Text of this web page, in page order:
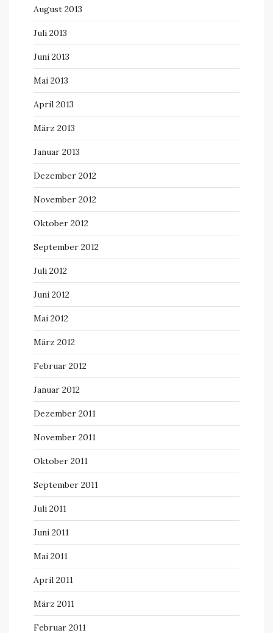
August 2013
Juli 2013
Juni 2013
Mai 2013
April 2013
März 2013
Januar 2013
Dezember 2012
November 2012
Oktober 2012
September 2012
Juli 2012
Juni 2012
Mai 2012
März 2012
Februar 2012
Januar 2012
Dezember 2011
November 2011
Oktober 2011
September 2011
Juli 2011
Juni 2011
Mai 2011
April 2011
März 2011
Februar 2011